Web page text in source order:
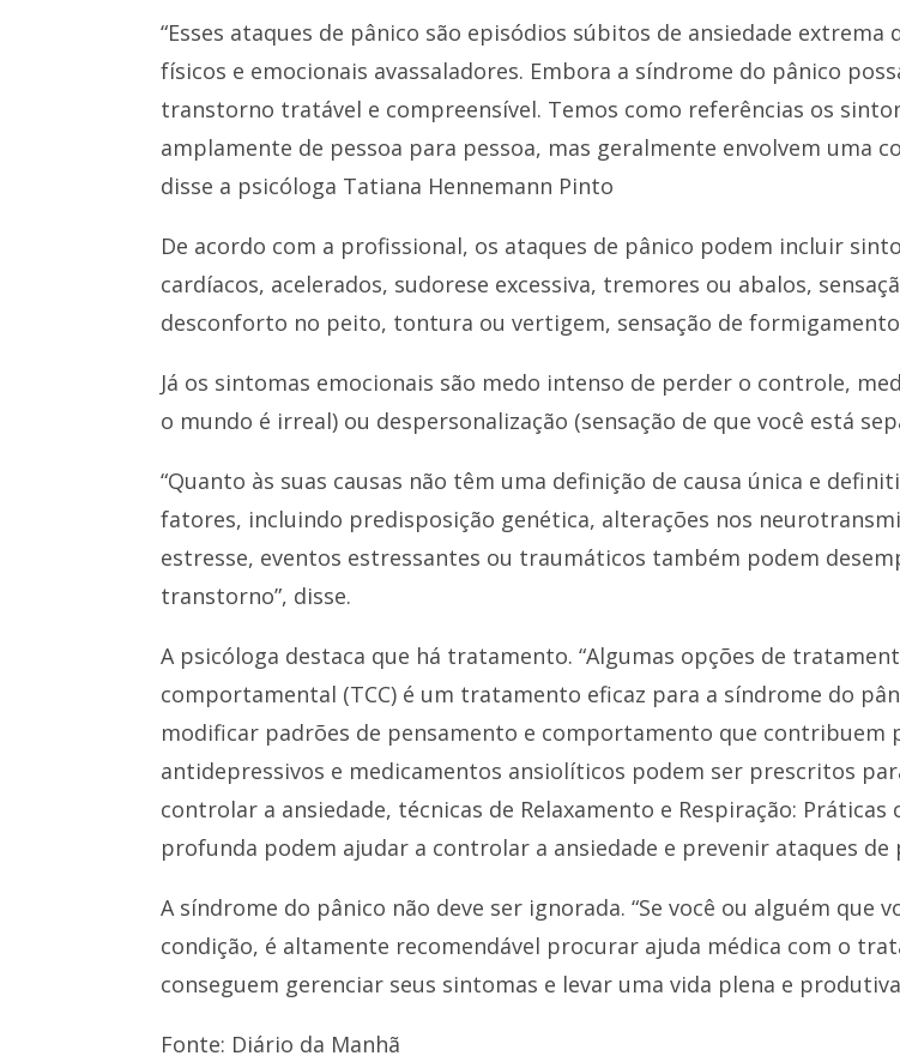
“Esses ataques de pânico são episódios súbitos de ansiedade
físicos e emocionais avassaladores. Embora a síndrome do pânico
transtorno tratável e compreensível. Temos como referências os
amplamente de pessoa para pessoa, mas geralmente envolvem uma
disse a psicóloga Tatiana Hennemann Pinto
De acordo com a profissional, os ataques de pânico podem incluir
cardíacos, acelerados, sudorese excessiva, tremores ou abalos,
desconforto no peito, tontura ou vertigem, sensação de
Já os sintomas emocionais são medo intenso de perder o controle,
o mundo é irreal) ou despersonalização (sensação de que você está
“Quanto às suas causas não têm uma definição de causa única e
fatores, incluindo predisposição genética, alterações nos
estresse, eventos estressantes ou traumáticos também podem
transtorno”, disse.
A psicóloga destaca que há tratamento. “Algumas opções de
comportamental (TCC) é um tratamento eficaz para a síndrome do
modificar padrões de pensamento e comportamento que contribuem
antidepressivos e medicamentos ansiolíticos podem ser prescritos
controlar a ansiedade, técnicas de Relaxamento e Respiração:
profunda podem ajudar a controlar a ansiedade e prevenir ataques
A síndrome do pânico não deve ser ignorada. “Se você ou alguém que
condição, é altamente recomendável procurar ajuda médica com o
conseguem gerenciar seus sintomas e levar uma vida plena e
Fonte: Diário da Manhã